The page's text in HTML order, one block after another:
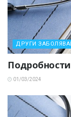
ДРУГИ
01/03/2024